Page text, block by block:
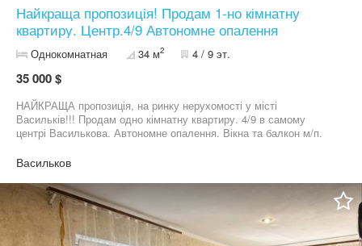
Найкраща пропозиція! Продам 1-но кімнатну
квартиру. Центр.4/9 Автономне опалення
Однокомнатная 34 м2 4 / 9 эт.
35 000 $
НАЙКРАЩА пропозиція, на ринку нерухомості у місті
Васильків!!! Продам одно кімнатну квартиру. 4/9 в самому
центрі Василькова. Автономне опалення. Вікна та балкон м/п.
Васильков